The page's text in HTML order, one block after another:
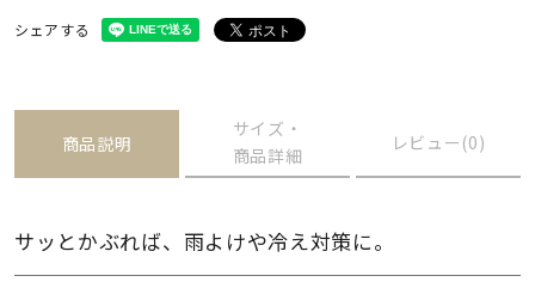
シェアする
商品説明
サイズ・
商品詳細
レビュー(0)
サッとかぶれば、雨よけや冷え対策に。